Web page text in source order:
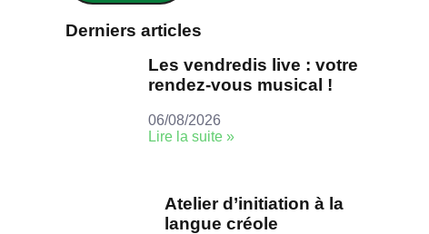
Derniers articles
Les vendredis live : votre
rendez-vous musical !
06/08/2026
Lire la suite »
Atelier d’initiation à la
langue créole